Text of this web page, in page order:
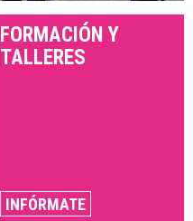
FORMACIÓN Y
TALLERES
INFÓRMATE